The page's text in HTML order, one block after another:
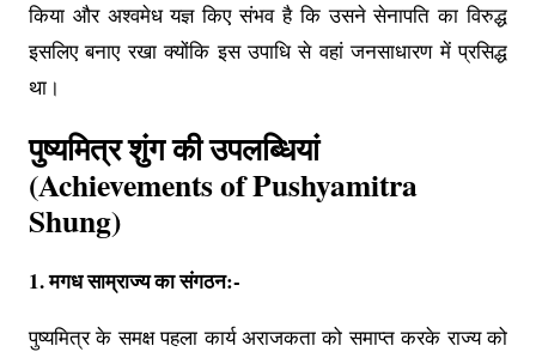
किया और अश्वमेध यज्ञ किए संभव है कि उसने सेनापति का विरुद्ध
इसलिए बनाए रखा क्योंकि इस उपाधि से वहां जनसाधारण में प्रसिद्ध
था।
पुष्यमित्र शुंग की उपलब्धियां
(Achievements of Pushyamitra
Shung)
1. मगध साम्राज्य का संगठन:-
पुष्यमित्र के समक्ष पहला कार्य अराजकता को समाप्त करके राज्य को